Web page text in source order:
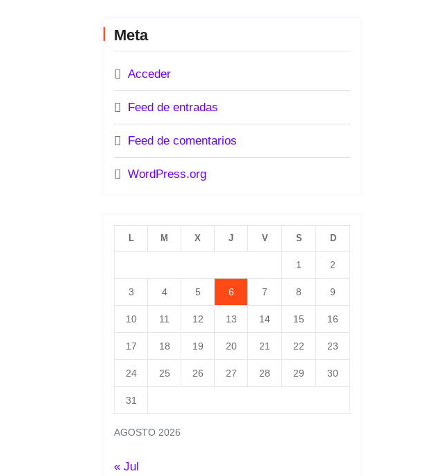
Meta
Acceder
Feed de entradas
Feed de comentarios
WordPress.org
AGOSTO 2026
L M X J V S D
1 2
3 4 5 6 7 8 9
10 11 12 13 14 15 16
17 18 19 20 21 22 23
24 25 26 27 28 29 30
31
« Jul